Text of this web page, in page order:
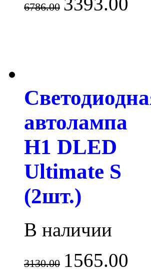
6786.00
автолампа
H1 DLED
Ultimate S
(2шт.)
В наличии
3130.00 1565.00